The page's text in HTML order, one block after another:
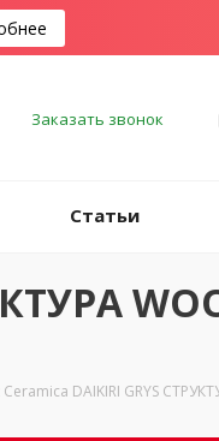
Заказать звонок
Статьи
DAIKIRI GRYS